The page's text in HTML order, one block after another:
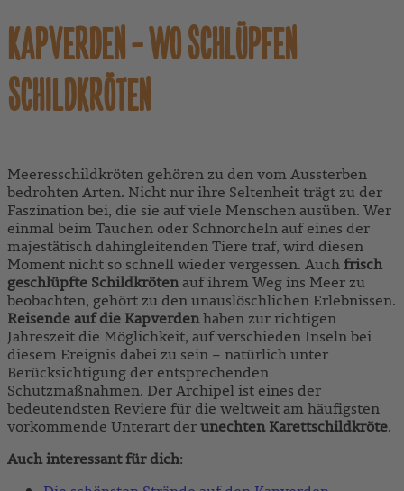
KAPVERDEN – WO SCHLÜPFEN
SCHILDKRÖTEN
Meeresschildkröten gehören zu den vom Aussterben
bedrohten Arten. Nicht nur ihre Seltenheit trägt zu der
Faszination bei, die sie auf viele Menschen ausüben. Wer
einmal beim Tauchen oder Schnorcheln auf eines der
majestätisch dahingleitenden Tiere traf, wird diesen
Moment nicht so schnell wieder vergessen. Auchfrisch
geschlüpfte Schildkrötenauf ihrem Weg ins Meer zu
beobachten, gehört zu den unauslöschlichen Erlebnissen.
Reisende auf die Kapverdenhaben zur richtigen
Jahreszeit die Möglichkeit, auf verschieden Inseln bei
diesem Ereignis dabei zu sein – natürlich unter
Berücksichtigung der entsprechenden
Schutzmaßnahmen. Der Archipel ist eines der
bedeutendsten Reviere für die weltweit am häufigsten
vorkommende Unterart derunechten Karettschildkröte.
Auch interessant für dich: